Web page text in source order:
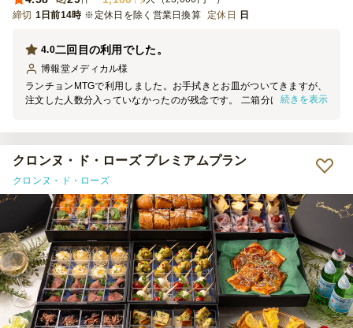
締切 1日前14時 ※定休日を除く営業日換算 定休日 日
二回目の利用でした。
4.0
博報堂メディカル様
ランチョンMTGで利用しました。お手拭きとお皿がついてきますが、
注文した人数分入っていなかったのが残念です。 二箱分けてバラン
華やかでよいと思います。
続きを表示
クロンヌ・ド・ローズ プレミアムプラン
クロンヌ・ド・ローズ